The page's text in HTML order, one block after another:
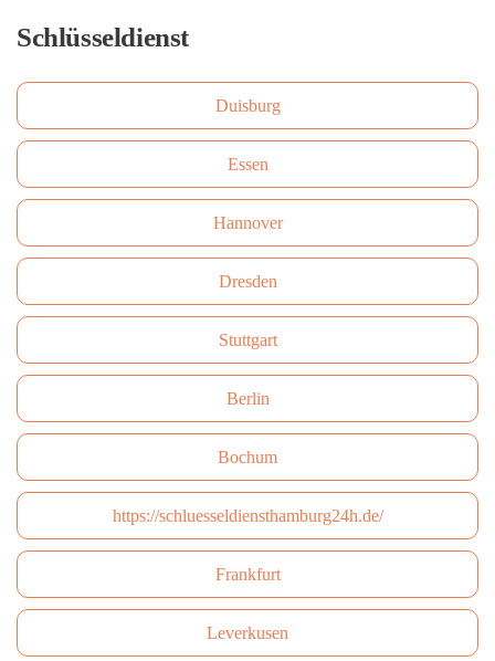
Schlüsseldienst
Duisburg
Essen
Hannover
Dresden
Stuttgart
Berlin
Bochum
https://schluesseldiensthamburg24h.de/
Frankfurt
Leverkusen